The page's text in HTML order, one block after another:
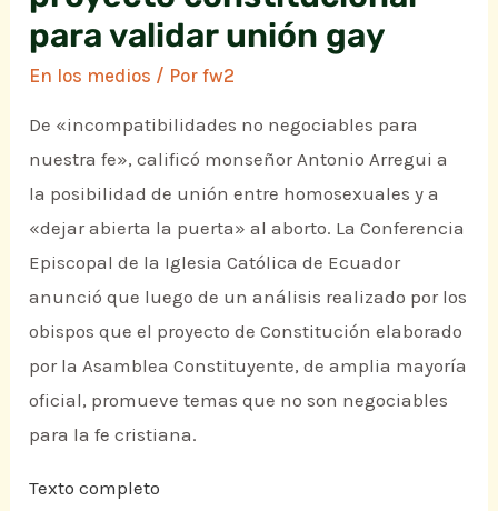
para validar unión gay
En los medios / Porfw2
De «incompatibilidades no negociables para
nuestra fe», calificó monseñor Antonio Arregui a
la posibilidad de unión entre homosexuales y a
«dejar abierta la puerta» al aborto. La Conferencia
Episcopal de la Iglesia Católica de Ecuador
anunció que luego de un análisis realizado por los
obispos que el proyecto de Constitución elaborado
por la Asamblea Constituyente, de amplia mayoría
oficial, promueve temas que no son negociables
para la fe cristiana.
Texto completo